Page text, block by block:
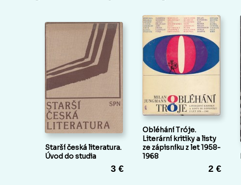
Starší česká literatura.
Úvod do studia
3 €
Obléhání Tróje.
Literární kritiky a listy
ze zápisníku z let 1958-
1968
2 €